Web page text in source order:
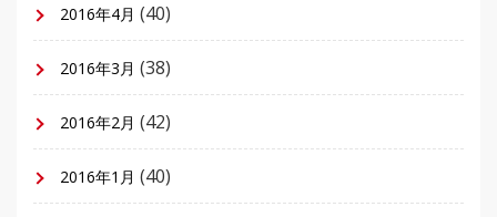
2016年4月 (40)
2016年3月 (38)
2016年2月 (42)
2016年1月 (40)